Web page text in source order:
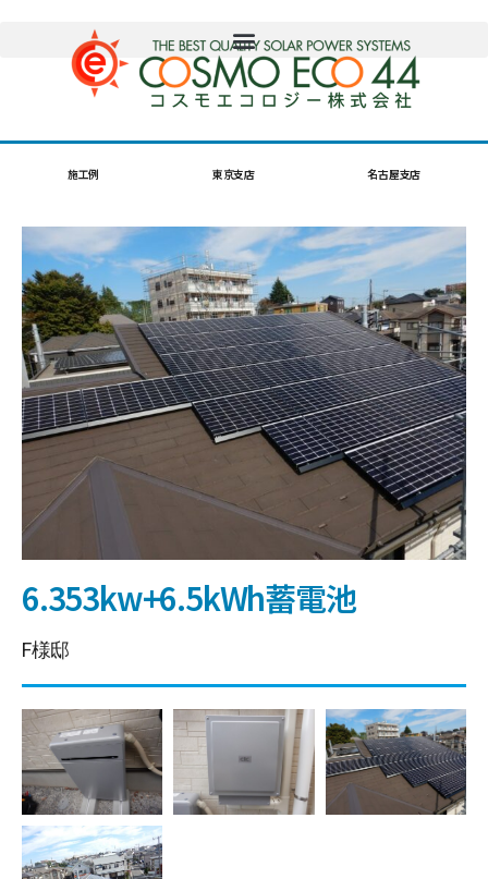
施工例 東京支店 名古屋支店
6.353kw+6.5kWh蓄電池
F様邸